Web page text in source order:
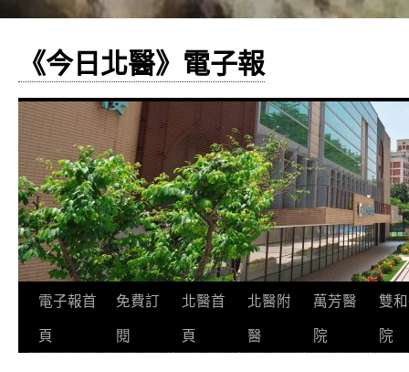
《今日北醫》電子報
跳
至
電子報首
頁
免費訂
閱
北醫首
頁
北醫附
醫
萬芳醫
院
雙
院